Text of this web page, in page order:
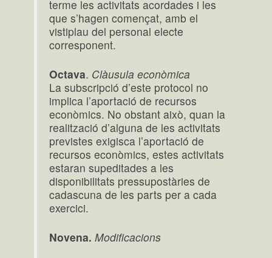
terme les activitats acordades i les
que s’hagen començat, amb el
vistiplau del personal electe
corresponent.
Octava. Clàusula econòmica
La subscripció d’este protocol no
implica l’aportació de recursos
econòmics. No obstant això, quan la
realització d’alguna de les activitats
previstes exigisca l’aportació de
recursos econòmics, estes activitats
estaran supeditades a les
disponibilitats pressupostàries de
cadascuna de les parts per a cada
exercici.
Novena. Modificacions